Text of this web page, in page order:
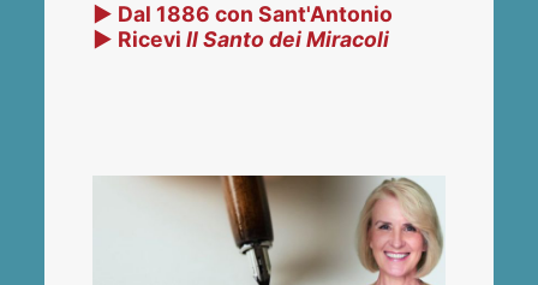
▶ Dal 1886 con Sant'Antonio
▶ RiceviIl Santo dei Miracoli